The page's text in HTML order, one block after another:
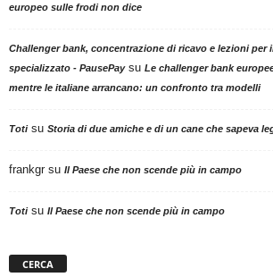
europeo sulle frodi non dice
Challenger bank, concentrazione di ricavo e lezioni per
specializzato - PausePaysu Le challenger bank
mentre le italiane arrancano: un confronto tra modelli
Totisu Storia di due amiche e di un cane che sapeva
frankgr su Il Paese che non scende più in campo
Totisu Il Paese che non scende più in campo
CERCA